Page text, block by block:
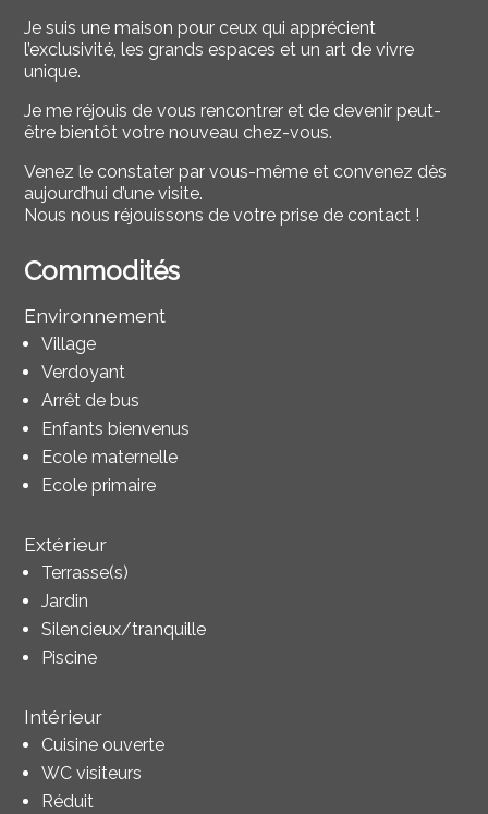
Je suis une maison pour ceux qui apprécient
l’exclusivité, les grands espaces et un art de vivre
unique.
Je me réjouis de vous rencontrer et de devenir peut-
être bientôt votre nouveau chez-vous.
Venez le constater par vous-même et convenez dès
aujourd’hui d’une visite.
Nous nous réjouissons de votre prise de contact !
Commodités
Environnement
Village
Verdoyant
Arrêt de bus
Enfants bienvenus
Ecole maternelle
Ecole primaire
Extérieur
Terrasse(s)
Jardin
Silencieux/tranquille
Piscine
Intérieur
Cuisine ouverte
WC visiteurs
Réduit